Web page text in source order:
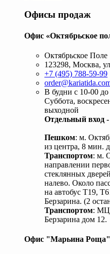
Офисы продаж
Офис «Октябрьское
Октябрьское Поле
123298, Москва,
+7 (495) 788-59-99
В будни с 10-00
Суббота,
выходной
Отдельный вход -
Пешком: м.
из центра, 8 мин.
Транспортом: м.
направлении
стеклянных
налево. Около
на автобус Т19,
Берзарина. (2
Транспортом:
Берзарина дом 12.
Офис "Марьина Роща"